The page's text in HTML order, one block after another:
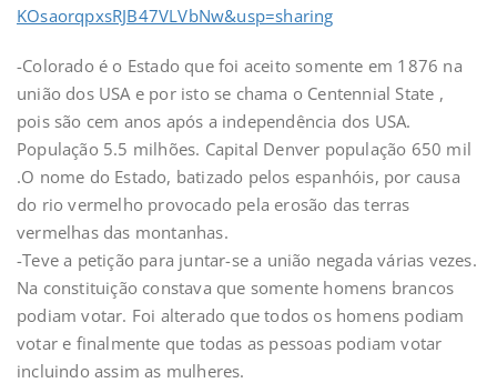
KOsaorqpxsRJB47VLVbNw&usp=sharing
-Colorado é o Estado que foi aceito somente em 1876 na
união dos USA e por isto se chama o Centennial State ,
pois são cem anos após a independência dos USA.
População 5.5 milhões. Capital Denver população 650 mil
.O nome do Estado, batizado pelos espanhóis, por causa
do rio vermelho provocado pela erosão das terras
vermelhas das montanhas.
-Teve a petição para juntar-se a união negada várias vezes.
Na constituição constava que somente homens brancos
podiam votar. Foi alterado que todos os homens podiam
votar e finalmente que todas as pessoas podiam votar
incluindo assim as mulheres.